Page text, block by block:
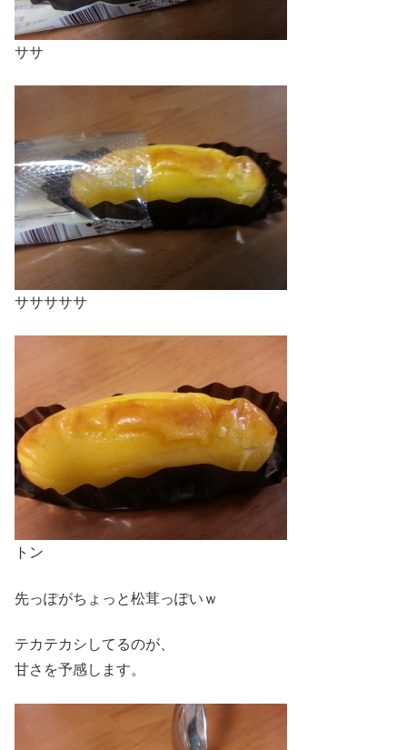
ササ
サササササ
トン
先っぽがちょっと松茸っぽいｗ
テカテカシしてるのが、
甘さを予感します。